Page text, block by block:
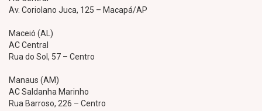
Av. Coriolano Juca, 125 – Macapá/AP
Maceió (AL)
AC Central
Rua do Sol, 57 – Centro
Manaus (AM)
AC Saldanha Marinho
Rua Barroso, 226 – Centro